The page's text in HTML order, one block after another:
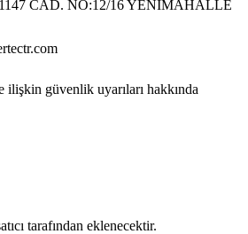
CAD. NO:12/16 YENİMAHALLE
ilişkin güvenlik uyarıları hakkında
tarafından eklenecektir.